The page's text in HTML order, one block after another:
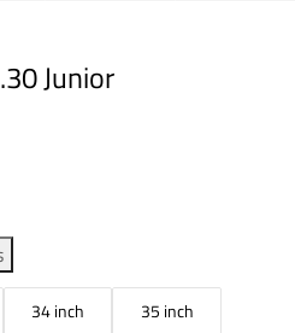
Junior
34 inch 35 inch